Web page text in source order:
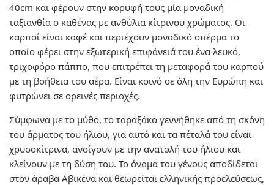
40cm και φέρουν στην κορυφή τους μία μοναδική
ταξιανθία ο καθένας με ανθύλια κίτρινου χρώματος. Οι
καρποί είναι καφέ και περιέχουν μοναδικό σπέρμα το
οποίο φέρει στην εξωτερική επιφάνειά του ένα λευκό,
τριχοφόρο πάππο, που επιτρέπει τη μεταφορά του καρπού
με τη βοήθεια του αέρα. Είναι κοινό σε όλη την Ευρώπη και
φυτρώνει σε ορεινές περιοχές.
Σύμφωνα με το μύθο, το ταραξάκο γεννήθηκε από τη σκόνη
του άρματος του ήλιου, για αυτό και τα πέταλά του είναι
χρυσοκίτρινα, ανοίγουν με την ανατολή του ήλιου και
κλείνουν με τη δύση του. Το όνομα του γένους αποδίδεται
στον άραβα Αβικένα και θεωρείται ελληνικής προελεύσεως,